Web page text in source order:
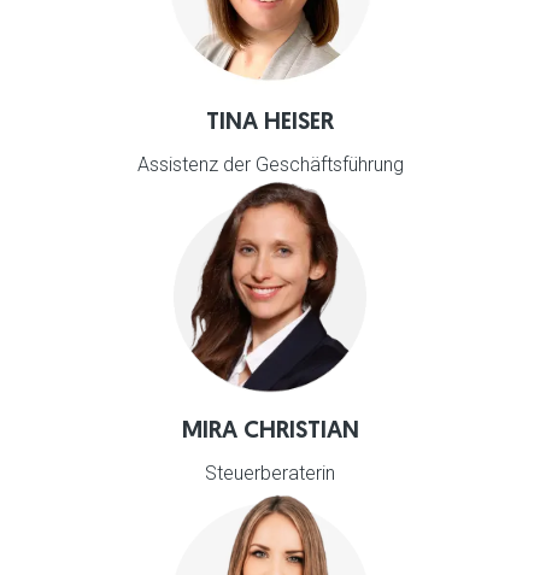
TINA HEISER
Assistenz der Geschäftsführung
MIRA CHRISTIAN
Steuerberaterin